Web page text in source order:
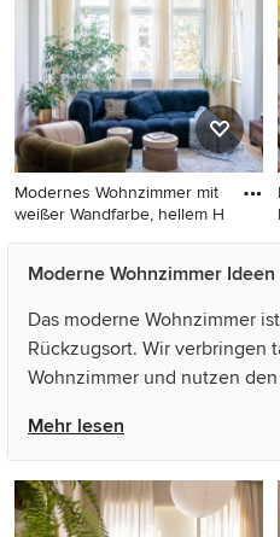
Kaminumrandung in Bremen
Modernes Wohnzimmer mit
weißer Wandfarbe, hellem H
Modernes Wohnzimmer mit
weißer Wandfarbe, hellem
Boden in Berlin
Moderne Wohnzimmer
Das moderne Wohnzimmer
Rückzugsort. Wir verbringen
Wohnzimmer und nutzen
nutzen wir die Zeit, um zu
schauen. In manchen
dem Mieter sogar ein
zur Verfügung, der an kalten
Mehr lesen